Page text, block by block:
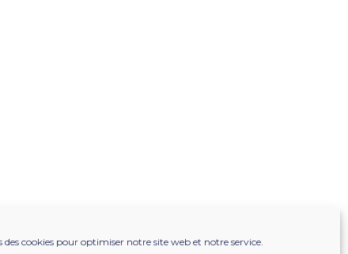
des cookies pour optimiser notre site web et notre service.